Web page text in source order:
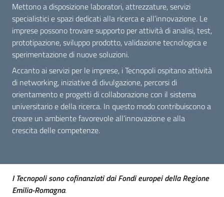
Mettono a disposizione laboratori, attrezzature, servizi
specialistici e spazi dedicati alla ricerca e all’innovazione. Le
imprese possono trovare supporto per attività di analisi, test,
prototipazione, sviluppo prodotto, validazione tecnologica e
sperimentazione di nuove soluzioni.
Accanto ai servizi per le imprese, i Tecnopoli ospitano attività
di networking, iniziative di divulgazione, percorsi di
orientamento e progetti di collaborazione con il sistema
universitario e della ricerca. In questo modo contribuiscono a
creare un ambiente favorevole all’innovazione e alla
crescita delle competenze.
I Tecnopoli sono cofinanziati dai Fondi europei della Regione
Emilia-Romagna.